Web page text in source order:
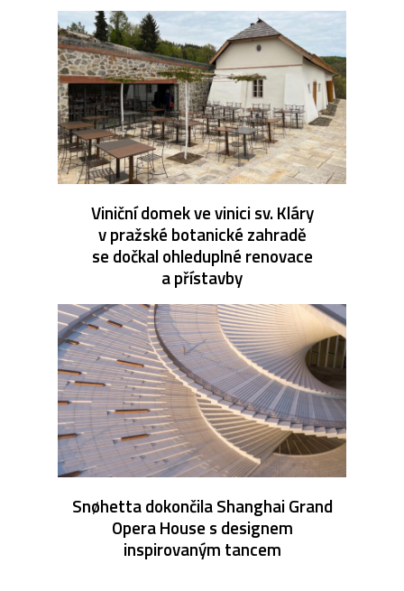
Viniční domek ve vinici sv. Kláry
v pražské botanické zahradě
se dočkal ohleduplné renovace
a přístavby
Snøhetta dokončila Shanghai Grand
Opera House s designem
inspirovaným tancem